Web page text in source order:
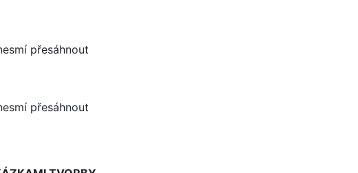
přesáhnout
přesáhnout